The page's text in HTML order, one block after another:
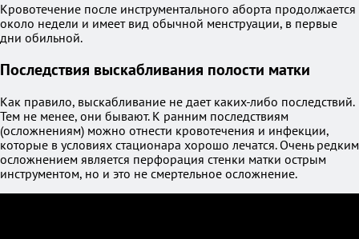
Кровотечение после инструментального аборта продолжается
около недели и имеет вид обычной менструации, в первые
дни обильной.
Последствия выскабливания полости матки
Как правило, выскабливание не дает каких-либо последствий.
Тем не менее, они бывают. К ранним последствиям
(осложнениям) можно отнести кровотечения и инфекции,
которые в условиях стационара хорошо лечатся. Очень редким
осложнением является перфорация стенки матки острым
инструментом, но и это не смертельное осложнение.